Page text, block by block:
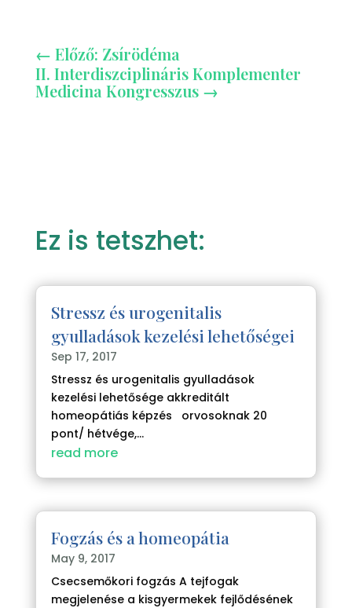
← Előző: Zsírödéma
II. Interdiszciplináris Komplementer
Medicina Kongresszus→
Ez is tetszhet:
Stressz és urogenitalis
gyulladások kezelési lehetőségei
Sep 17, 2017
Stressz és urogenitalis gyulladások
kezelési lehetősége akkreditált
homeopátiás képzés orvosoknak 20
pont/ hétvége,...
read more
Fogzás és a homeopátia
May 9, 2017
Csecsemőkori fogzás A tejfogak
megjelenése a kisgyermekek fejlődésének